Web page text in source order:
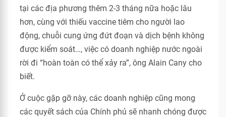
tại các địa phương thêm 2-3 tháng nữa hoặc lâu
hơn, cùng với thiếu vaccine tiêm cho người lao
động, chuỗi cung ứng đứt đoạn và dịch bệnh không
được kiểm soát…, việc có doanh nghiệp nước ngoài
rời đi “hoàn toàn có thể xảy ra”, ông Alain Cany cho
biết.
Ở cuộc gặp gỡ này, các doanh nghiệp cũng mong
các quyết sách của Chính phủ sẽ nhanh chóng được